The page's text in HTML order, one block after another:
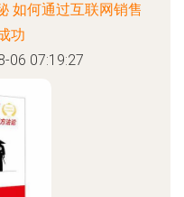
如何通过互联网销售
功
06 07:19:27